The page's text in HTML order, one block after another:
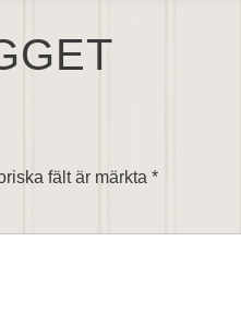
fält är märkta *